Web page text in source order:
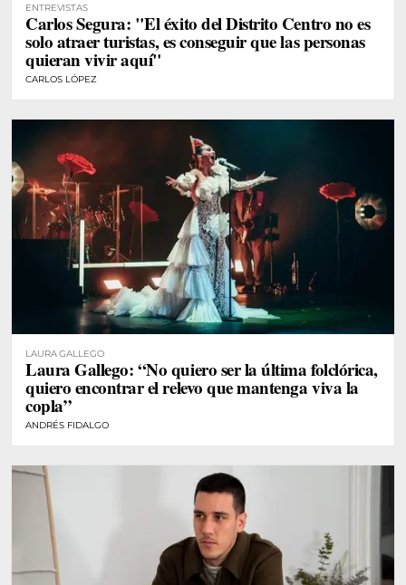
ENTREVISTAS
Carlos Segura: "El éxito del Distrito Centro no es
solo atraer turistas, es conseguir que las personas
quieran vivir aquí"
CARLOS LÓPEZ
LAURA GALLEGO
Laura Gallego: “No quiero ser la última folclórica,
quiero encontrar el relevo que mantenga viva la
copla”
ANDRÉS FIDALGO